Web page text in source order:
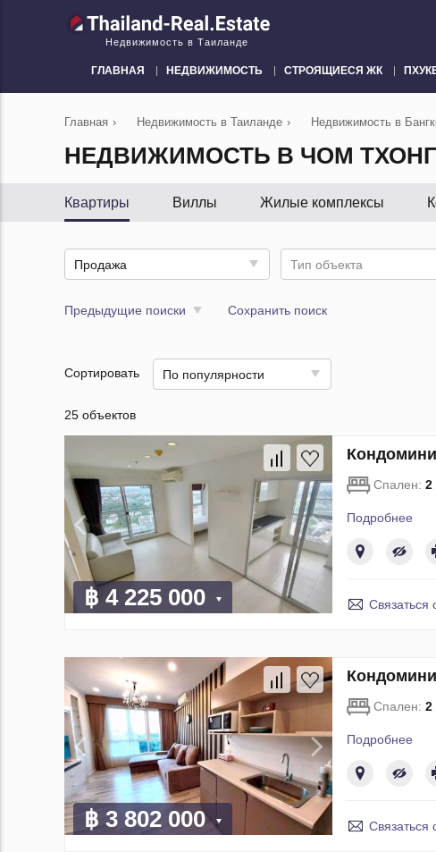
Недвижимость в Таиланде
ГЛАВНАЯ НЕДВИЖИМОСТЬ СТРОЯЩИЕСЯ ЖК
Главная › Недвижимость в Таиланде › Недвижимость в
НЕДВИЖИМОСТЬ В ЧОМ
Квартиры Виллы Жилые комплексы
Продажа Тип объекта
Предыдущие поиски Сохранить поиск
Сортировать По популярности
25 объектов
฿ 4 225 000
Спален: 2
Подробнее
Связаться
฿ 3 802 000
Спален: 2
Подробнее
Связаться